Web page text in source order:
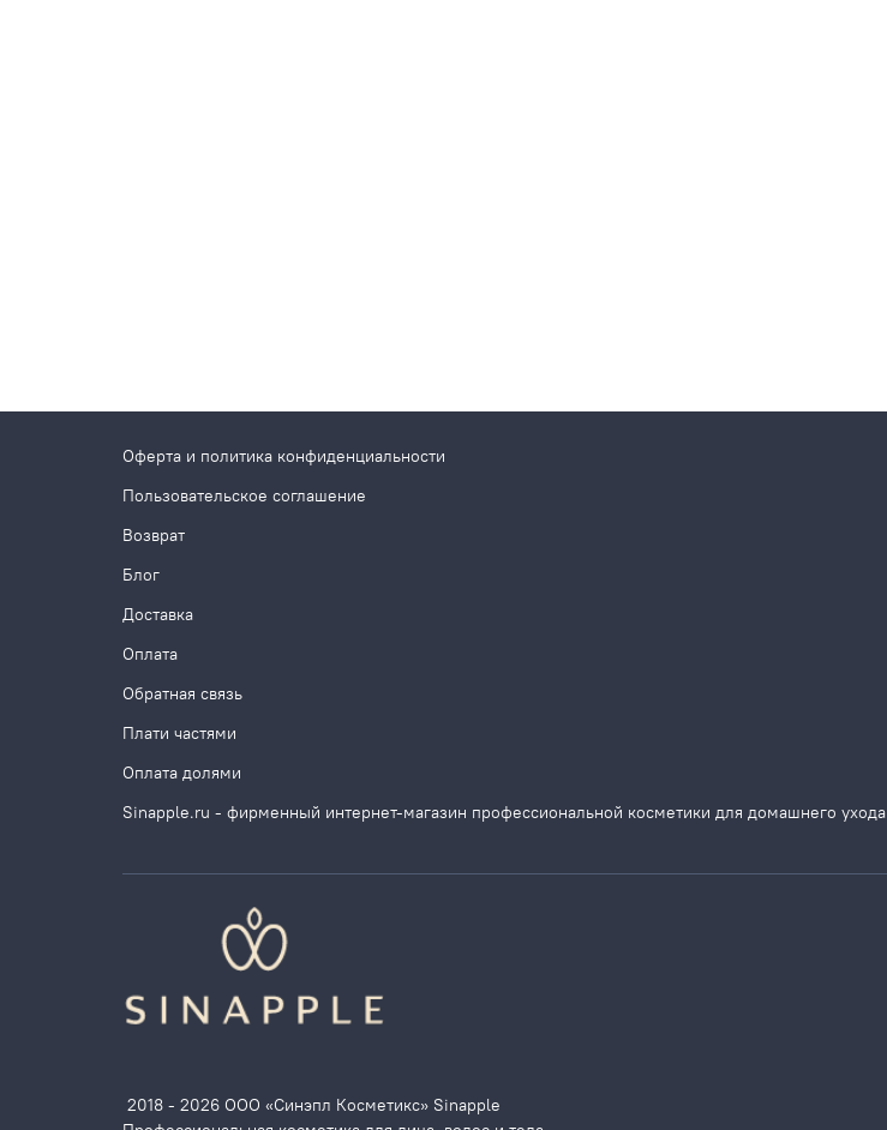
Оферта и политика конфиденциальности
Пользовательское соглашение
Возврат
Блог
Доставка
Оплата
Обратная связь
Плати частями
Оплата долями
Sinapple.ru - фирменный интернет-магазин профессиональной косметики для домашнего ухода
2018 - 2026 ООО «Синэпл Косметикс» Sinapple